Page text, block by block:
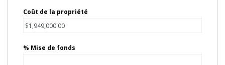
Coût de la propriété
% Mise de fonds